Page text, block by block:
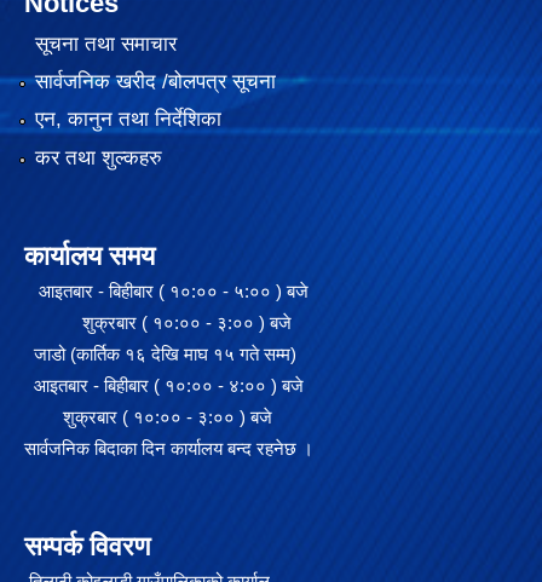
सूचना तथा समाचार
सार्वजनिक खरीद /बोलपत्र सूचना
एन, कानुन तथा निर्देशिका
कर तथा शुल्कहरु
कार्यालय समय
आइतबार - बिहीबार ( १०:०० - ५:०० ) बजे
शुक्रबार ( १०:०० - ३:०० ) बजे
जाडो (कार्तिक १६ देखि माघ १५ गते सम्म)
आइतबार - बिहीबार ( १०:०० - ४:०० ) बजे
शुक्रबार ( १०:०० - ३:०० ) बजे
सार्वजनिक बिदाका दिन कार्यालय बन्द रहनेछ ।
सम्पर्क विवरण